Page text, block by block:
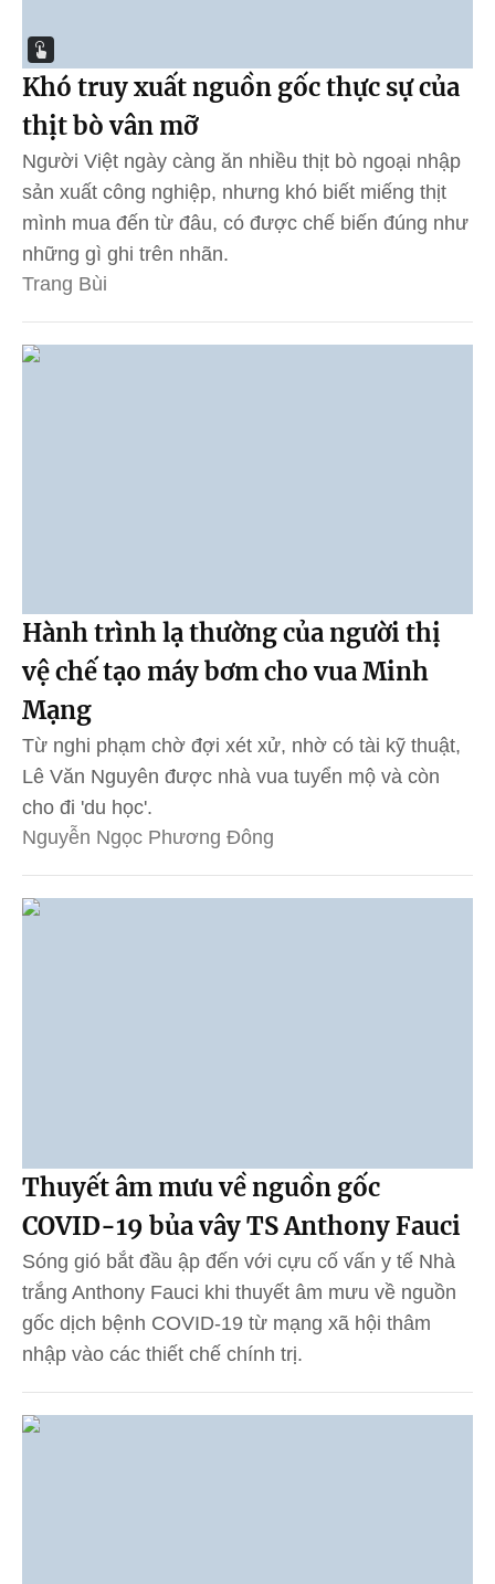
Khó truy xuất nguồn gốc thực sự của
thịt bò vân mỡ
Người Việt ngày càng ăn nhiều thịt bò ngoại nhập
sản xuất công nghiệp, nhưng khó biết miếng thịt
mình mua đến từ đâu, có được chế biến đúng như
những gì ghi trên nhãn.
Trang Bùi
Hành trình lạ thường của người thị
vệ chế tạo máy bơm cho vua Minh
Mạng
Từ nghi phạm chờ đợi xét xử, nhờ có tài kỹ thuật,
Lê Văn Nguyên được nhà vua tuyển mộ và còn
cho đi 'du học'.
Nguyễn Ngọc Phương Đông
Thuyết âm mưu về nguồn gốc
COVID-19 bủa vây TS Anthony Fauci
Sóng gió bắt đầu ập đến với cựu cố vấn y tế Nhà
trắng Anthony Fauci khi thuyết âm mưu về nguồn
gốc dịch bệnh COVID-19 từ mạng xã hội thâm
nhập vào các thiết chế chính trị.